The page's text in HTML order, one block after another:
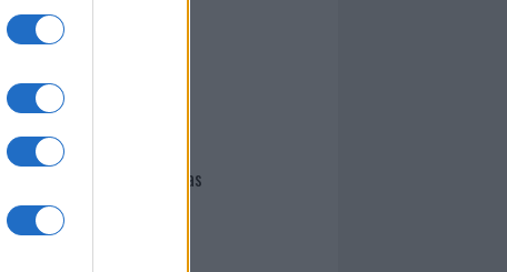
I nostri cari
Giovannimaria Cabras